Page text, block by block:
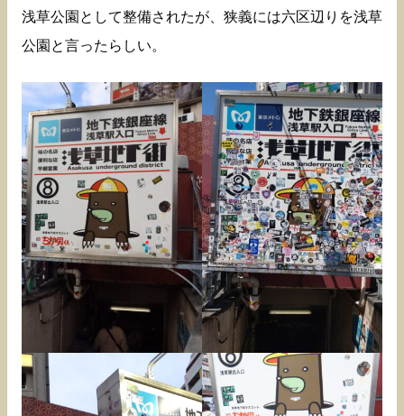
浅草公園として整備されたが、狭義には六区辺りを浅草
公園と言ったらしい。